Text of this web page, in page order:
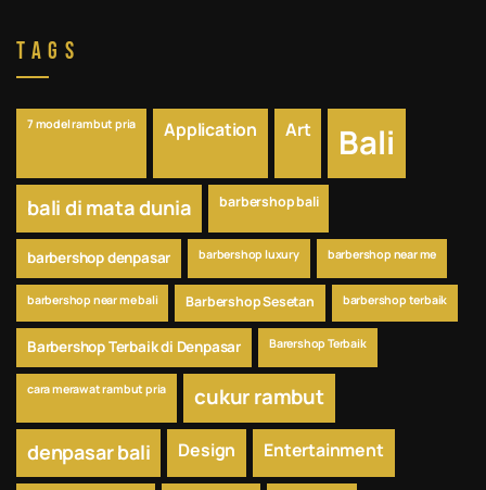
Tags
7 model rambut pria Application Art Bali
bali di mata dunia barbershop bali
barbershop denpasar barbershop luxury barbershop near me
barbershop near me bali Barbershop Sesetan barbershop terbaik
Barbershop Terbaik di Denpasar Barershop Terbaik
cara merawat rambut pria cukur rambut
denpasar bali Design Entertainment